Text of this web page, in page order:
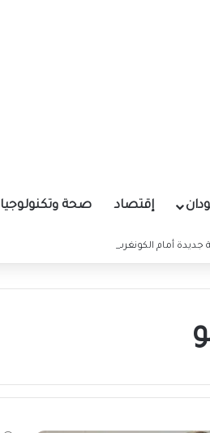
إقتصاد صحة وتكنولوجيا
جديدة أمام الكونغرس بشأن السودان